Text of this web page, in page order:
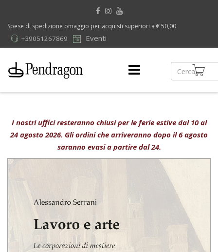
Spese di spedizione omaggio per acquisti superiori a € 50,00
Eventi
+39051267869
I nostri uffici resteranno chiusi per le ferie estive dal 10 al
24 agosto 2026. Gli ordini che arriveranno dopo il 6 agosto
saranno evasi a partire dal 24.